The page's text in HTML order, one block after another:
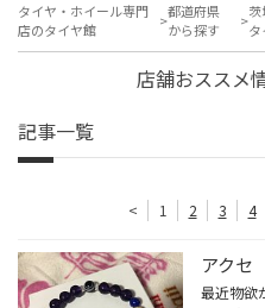
タイヤ・ホイール専門
店のタイヤ館
都道府県
から探す
茨
店舗おススメ
記事一覧
< 1 2 3 4
アクセ